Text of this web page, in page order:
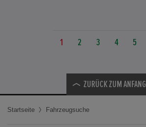
1 2 3 4 5
ZURÜCK ZUM ANFANG
Startseite Fahrzeugsuche